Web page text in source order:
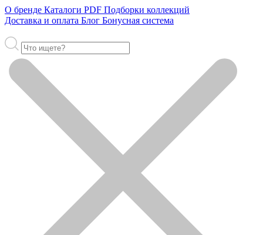
О бренде Каталоги PDF Подборки коллекций
Доставка и оплата Блог Бонусная система